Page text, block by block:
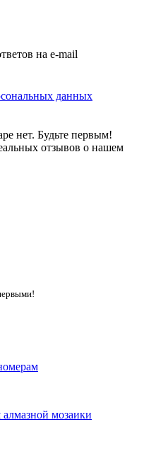
на e-mail
данных
нет. Будьте первым!
отзывов о нашем
мозаики